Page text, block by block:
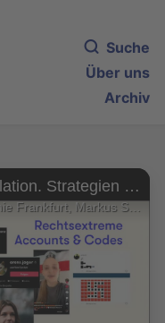
Suche
Über uns
Archiv
Achtung! Manipulation. Strategien für eine widerstandsfähige Demokratie im Netz
Evangelische Akademie Frankfurt, Markus Schmid